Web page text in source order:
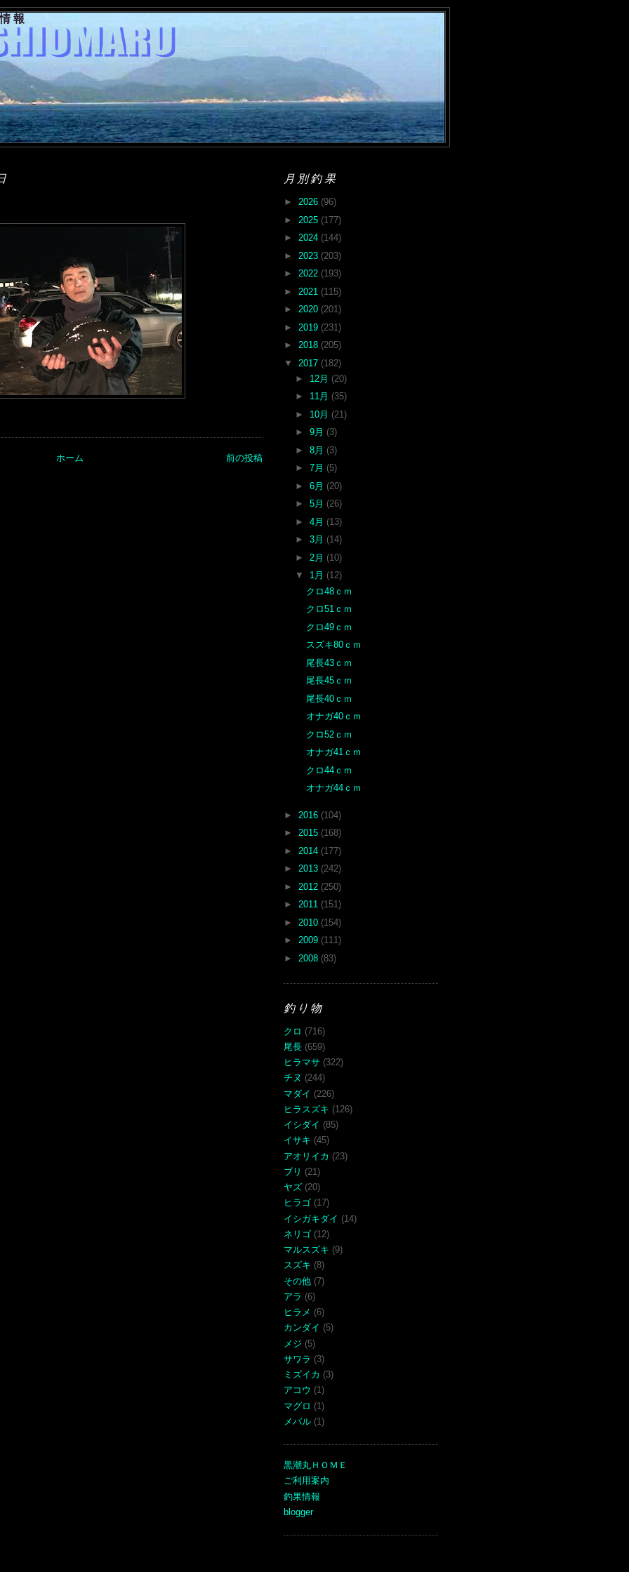
報
前の投稿
ホーム
月別釣果
► 2026 (96)
► 2025 (177)
► 2024 (144)
► 2023 (203)
► 2022 (193)
► 2021 (115)
► 2020 (201)
► 2019 (231)
► 2018 (205)
▼ 2017 (182)
► 12月 (20)
► 11月 (35)
► 10月 (21)
► 9月 (3)
► 8月 (3)
► 7月 (5)
► 6月 (20)
► 5月 (26)
► 4月 (13)
► 3月 (14)
► 2月 (10)
▼ 1月 (12)
クロ48ｃｍ
クロ51ｃｍ
クロ49ｃｍ
スズキ80ｃｍ
尾長43ｃｍ
尾長45ｃｍ
尾長40ｃｍ
オナガ40ｃｍ
クロ52ｃｍ
オナガ41ｃｍ
クロ44ｃｍ
オナガ44ｃｍ
► 2016 (104)
► 2015 (168)
► 2014 (177)
► 2013 (242)
► 2012 (250)
► 2011 (151)
► 2010 (154)
► 2009 (111)
► 2008 (83)
釣り物
クロ (716)
尾長 (659)
ヒラマサ (322)
チヌ (244)
マダイ (226)
ヒラスズキ (126)
イシダイ (85)
イサキ (45)
アオリイカ (23)
ブリ (21)
ヤズ (20)
ヒラゴ (17)
イシガキダイ (14)
ネリゴ (12)
マルスズキ (9)
スズキ (8)
その他 (7)
アラ (6)
ヒラメ (6)
カンダイ (5)
メジ (5)
サワラ (3)
ミズイカ (3)
アコウ (1)
マグロ (1)
メバル (1)
黒潮丸ＨＯＭＥ
ご利用案内
釣果情報
blogger